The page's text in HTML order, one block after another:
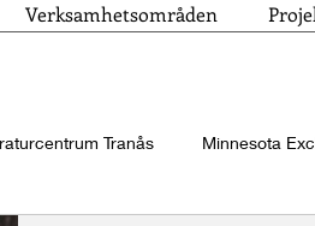
Verksamhetsområden
Tranås Minnesota